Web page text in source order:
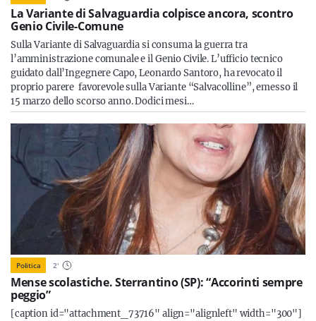
La Variante di Salvaguardia colpisce ancora, scontro
Genio Civile-Comune
Sulla Variante di Salvaguardia si consuma la guerra tra
l’amministrazione comunale e il Genio Civile. L’ufficio tecnico
guidato dall’Ingegnere Capo, Leonardo Santoro, ha revocato il
proprio parere favorevole sulla Variante “Salvacolline”, emesso il
15 marzo dello scorso anno. Dodici mesi…
Politica 2'
Mense scolastiche. Sterrantino (SP): “Accorinti sempre
peggio”
[caption id="attachment_73716" align="alignleft" width="300"]